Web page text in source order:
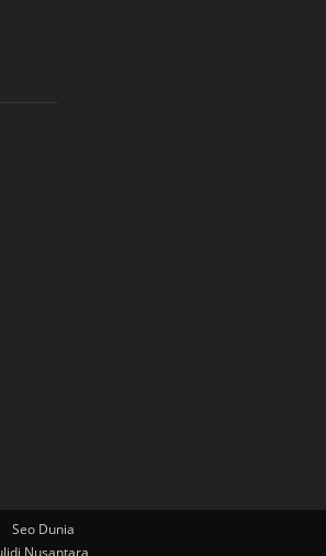
Seo Dunia
Nusantara